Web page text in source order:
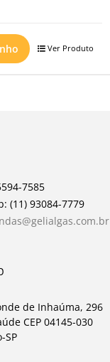
Ver Produto
7585
(11) 93084-7779
de Inhaúma, 296
CEP 04145-030
SP